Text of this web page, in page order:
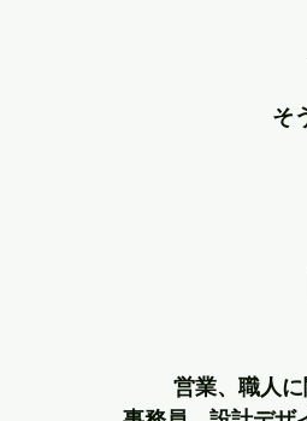
そ
営業、職人